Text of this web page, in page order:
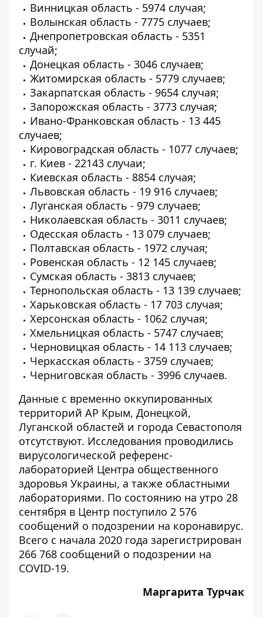
Винницкая область - 5974 случая;
Волынская область - 7775 случаев;
Днепропетровская область - 5351
случай;
Донецкая область - 3046 случаев;
Житомирская область - 5779 случаев;
Закарпатская область - 9654 случая;
Запорожская область - 3773 случая;
Ивано-Франковская область - 13 445
случаев;
Кировоградская область - 1077 случаев;
г. Киев - 22143 случаи;
Киевская область - 8854 случая;
Львовская область - 19 916 случаев;
Луганская область - 979 случаев;
Николаевская область - 3011 случаев;
Одесская область - 13 079 случаев;
Полтавская область - 1972 случая;
Ровенская область - 12 145 случаев;
Сумская область - 3813 случаев;
Тернопольская область - 13 139 случаев;
Харьковская область - 17 703 случая;
Херсонская область - 1062 случая;
Хмельницкая область - 5747 случаев;
Черновицкая область - 14 113 случаев;
Черкасская область - 3759 случаев;
Черниговская область - 3996 случаев.
Данные с временно оккупированных
территорий АР Крым, Донецкой,
Луганской областей и города Севастополя
отсутствуют. Исследования проводились
вирусологической референс-
лабораторией Центра общественного
здоровья Украины, а также областными
лабораториями. По состоянию на утро 28
сентября в Центр поступило 2 576
сообщений о подозрении на коронавирус.
Всего с начала 2020 года зарегистрирован
266 768 сообщений о подозрении на
COVID-19.
Маргарита Турчак